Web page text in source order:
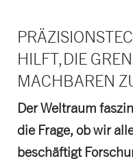
HILFT,DIE
MACHBAREN
Der Weltraum
die Frage, ob wir
beschäftigt